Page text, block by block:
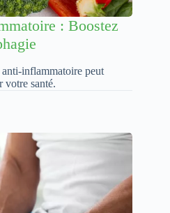
: Boostez
inflammatoire peut
votre santé.